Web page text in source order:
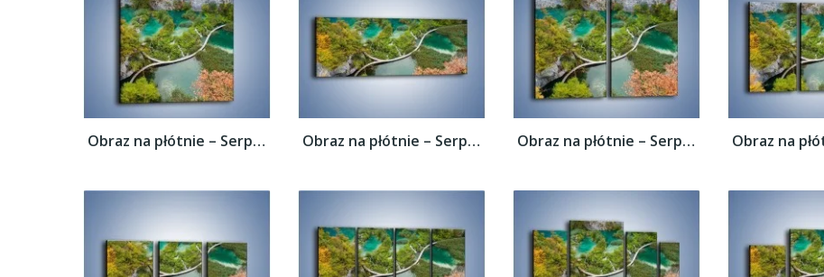
Obraz na płótnie – Serpentyna na wodzie –... Obraz na płótnie – Serpentyna na wodzie –... Obraz na płótnie – Serpentyna na wodzie –...